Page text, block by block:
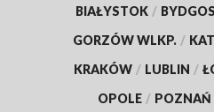
BIAŁYSTOK /
GORZÓW WLKP. /
KRAKÓW / LUBLIN /
OPOLE / POZNAŃ